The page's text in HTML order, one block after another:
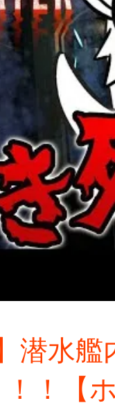
潜水
！【